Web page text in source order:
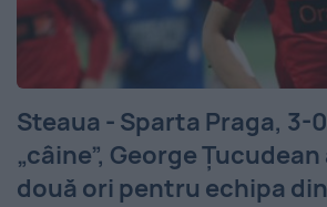
Steaua - Sparta Praga, 3-
„câine”, George
două ori pentru echipa